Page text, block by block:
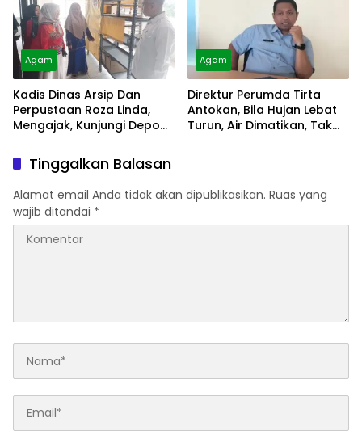
Agam
Kadis Dinas Arsip Dan
Perpustaan Roza Linda,
Mengajak, Kunjungi Depo
Agam
Direktur Perumda Tirta
Antokan, Bila Hujan Lebat
Turun, Air Dimatikan, Tak
Tinggalkan Balasan
Alamat email Anda tidak akan dipublikasikan. Ruas yang
wajib ditandai *